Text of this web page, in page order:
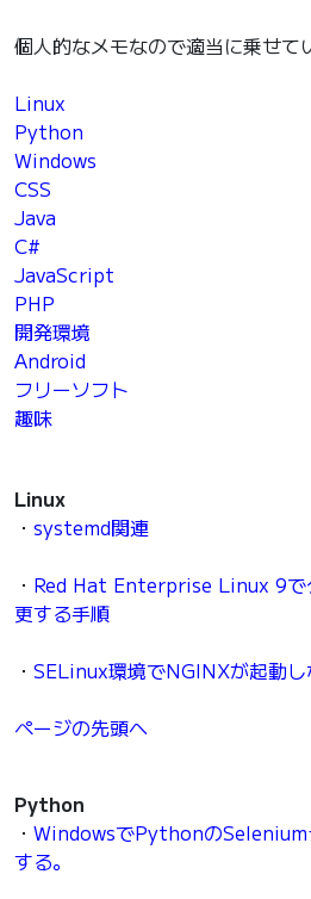
個人的なメモなので適当に乗せて
Linux
Python
Windows
CSS
Java
C#
JavaScript
PHP
開発環境
Android
フリーソフト
趣味
Linux
・ systemd関連
・ Red Hat Enterprise Linux 9で
更する手順
・ SELinux環境でNGINXが起動し
ページの先頭へ
Python
・ WindowsでPythonのSelenium
する。